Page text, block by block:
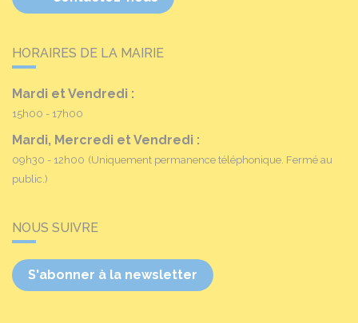
HORAIRES DE LA MAIRIE
Mardi et Vendredi :
15h00 - 17h00
Mardi, Mercredi et Vendredi :
09h30 - 12h00 (Uniquement permanence téléphonique. Fermé au
public.)
NOUS SUIVRE
S'abonner à la newsletter